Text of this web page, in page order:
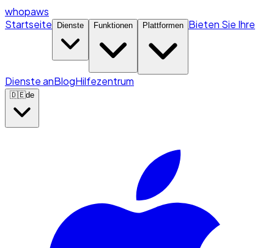
whopaws
Startseite
Dienste Funktionen Plattformen Bieten Sie Ihre
Dienste anBlogHilfezentrum
🇩🇪de